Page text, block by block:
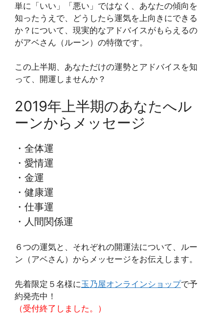
単に「いい」「悪い」ではなく、あなたの傾向を
知ったうえで、どうしたら運気を上向きにできる
か？について、現実的なアドバイスがもらえるの
がアベさん（ルーン）の特徴です。
この上半期、あなただけの運勢とアドバイスを知
って、開運しませんか？
2019年上半期のあなたへル
ーンからメッセージ
・全体運
・愛情運
・金運
・健康運
・仕事運
・人間関係運
６つの運気と、それぞれの開運法について、ルー
ン（アベさん）からメッセージをお伝えします。
先着限定５名様に玉乃屋オンラインショップで予
約発売中！
（受付終了しました。）